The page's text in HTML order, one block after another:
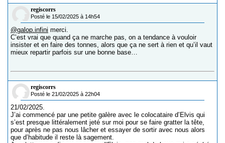
regiscorrs
Posté le 15/02/2025 à 14h54
@galop.infini merci.
C’est vrai que quand ça ne marche pas, on a tendance à vouloir
insister et en faire des tonnes, alors que ça ne sert à rien et qu’il vaut
mieux repartir parfois sur une bonne base…
regiscorrs
Posté le 21/02/2025 à 22h04
21/02/2025.
J’ai commencé par une petite galère avec le colocataire d’Elvis qui
s’est presque littéralement jeté sur moi pour se faire gratter la tête,
pour après ne pas nous lâcher et essayer de sortir avec nous alors
que d’habitude il reste là sagement.